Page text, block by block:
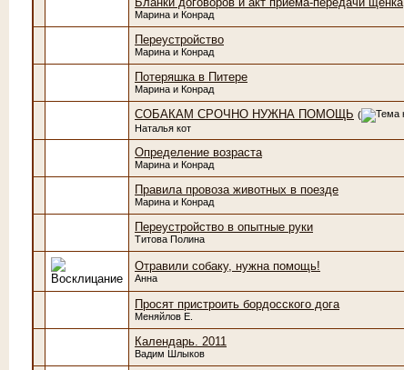
Марина и Конрад
Переустройство
Марина и Конрад
Потеряшка в Питере
Марина и Конрад
СОБАКАМ СРОЧНО НУЖНА ПОМОЩЬ (
Наталья кот
Определение возраста
Марина и Конрад
Правила провоза животных в поезде
Марина и Конрад
Переустройство в опытные руки
Титова Полина
Отравили собаку, нужна помощь!
Анна
Просят пристроить бордосского дога
Меняйлов Е.
Календарь. 2011
Вадим Шлыков